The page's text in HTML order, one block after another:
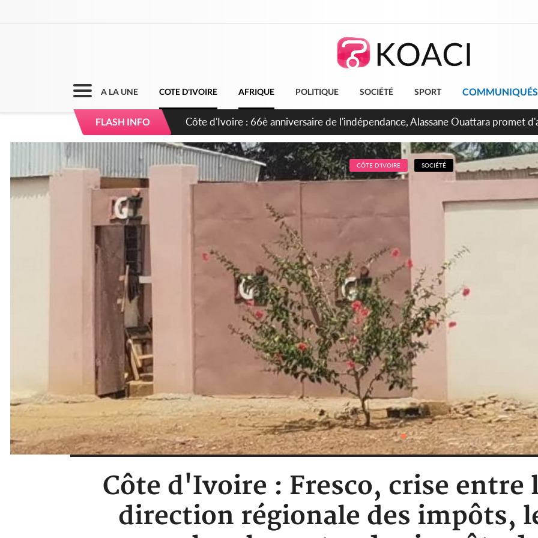
A LA UNE COTE D'IVOIRE AFRIQUE POLITIQUE SOCIÉTÉ SPORT COMMUNIQUÉS
FLASH INFO
Côte d'Ivoire : À Abidjan, Amadou Oury Bah admire le modèle ivoirien et veut
développement de la Guinée
CÔTE D'IVOIRE SOCIÉTÉ
Côte d'Ivoire : Fresco, crise entre
direction régionale des impôts,